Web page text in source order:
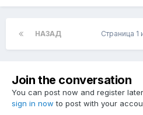
НАЗАД Страница 1
Join the conversation
You can post now and register
sign in now to post with your